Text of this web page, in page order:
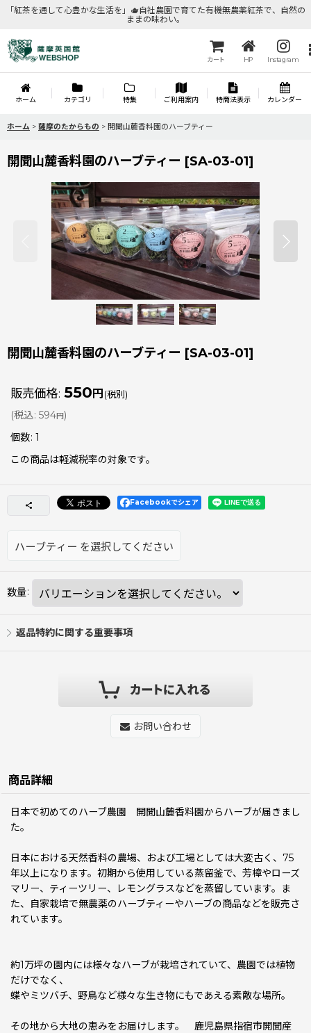
「紅茶を通して心豊かな生活を」🫖自社農園で育てた有機無農薬紅茶で、自然の
ままの味わい。
カート HP Instagram
ホーム カテゴリ 特集 ご利用案内 特商法表示 カレンダー
ホーム > 薩摩のたからもの > 開聞山麓香料園のハーブティー
開聞山麓香料園のハーブティー [SA-03-01]
開聞山麓香料園のハーブティー [SA-03-01]
販売価格: 550円(税別)
(税込: 594円)
個数: 1
この商品は軽減税率の対象です。
Facebookでシェア
ハーブティー を選択してください
数量:
返品特約に関する重要事項
お問い合わせ
商品詳細
日本で初めてのハーブ農園 開聞山麓香料園からハーブが届きまし
た。
日本における天然香料の農場、および工場としては大変古く、75
年以上になります。初期から使用している蒸留釜で、芳樟やローズ
マリー、ティーツリー、レモングラスなどを蒸留しています。ま
た、自家栽培で無農薬のハーブティーやハーブの商品などを販売さ
れています。
約1万坪の園内には様々なハーブが栽培されていて、農園では植物
だけでなく、
蝶やミツバチ、野鳥など様々な生き物にもであえる素敵な場所。
その地から大地の恵みをお届けします。 鹿児島県指宿市開聞産